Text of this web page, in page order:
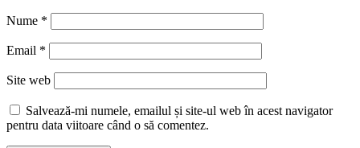
Nume *
Email *
Site web
Salvează-mi numele, emailul și site-ul web în acest navigator
pentru data viitoare când o să comentez.